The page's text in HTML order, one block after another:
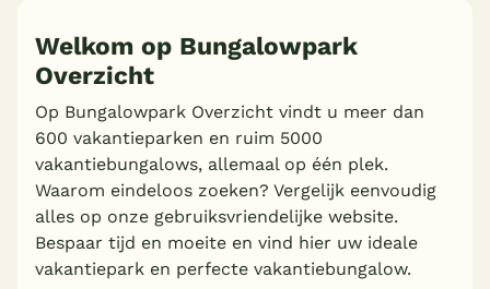
Welkom op Bungalowpark
Overzicht
Op Bungalowpark Overzicht vindt u meer dan
600 vakantieparken en ruim 5000
vakantiebungalows, allemaal op één plek.
Waarom eindeloos zoeken? Vergelijk eenvoudig
alles op onze gebruiksvriendelijke website.
Bespaar tijd en moeite en vind hier uw ideale
vakantiepark en perfecte vakantiebungalow.